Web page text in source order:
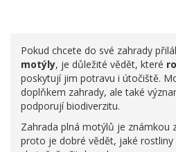
Pokud chcete do své zahrady
motýly, je důležité vědět, které
poskytují jim potravu i útočiště.
doplňkem zahrady, ale také
podporují biodiverzitu.
Zahrada plná motýlů je známkou
proto je dobré vědět, jaké